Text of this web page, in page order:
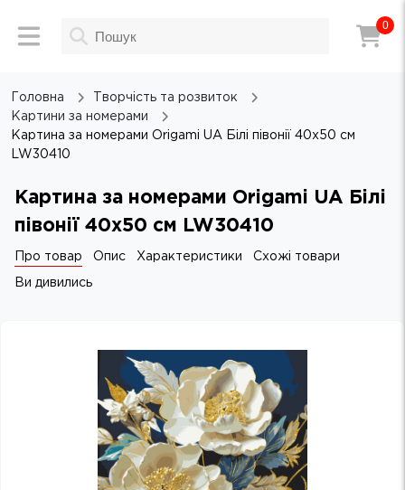
0
Головна
Творчість та розвиток
Картини за номерами
Картина за номерами Origami UA Білі півонії 40х50 см
LW30410
Картина за номерами Origami UA Білі
півонії 40х50 см LW30410
Про товар Опис Характеристики Схожі товари
Ви дивились